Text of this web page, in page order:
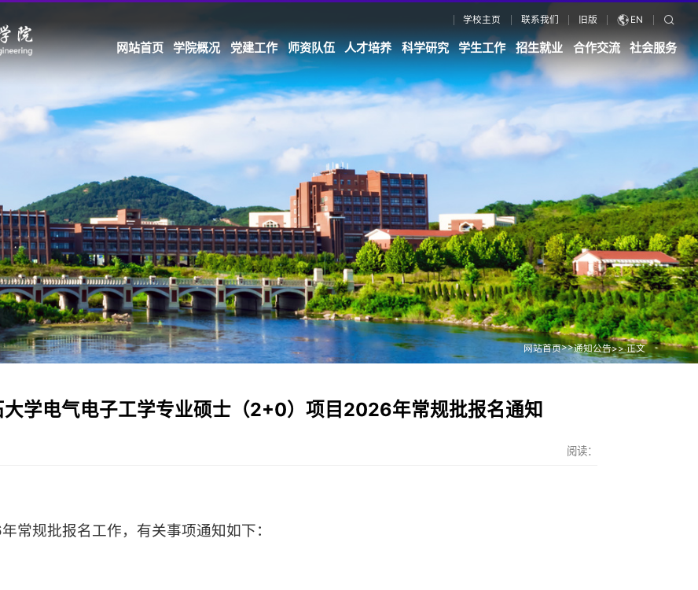
学校主页 联系我们 旧版 EN
网站首页 学院概况 党建工作 师资队伍 人才培养 科学研究 学生工作 招生就业 合作交流 社会服务
网站首页>>通知公告>> 正文
学电气电子工学专业硕士（2+0）项目2026年常规批报名通知
阅读：
规批报名工作，有关事项通知如下：